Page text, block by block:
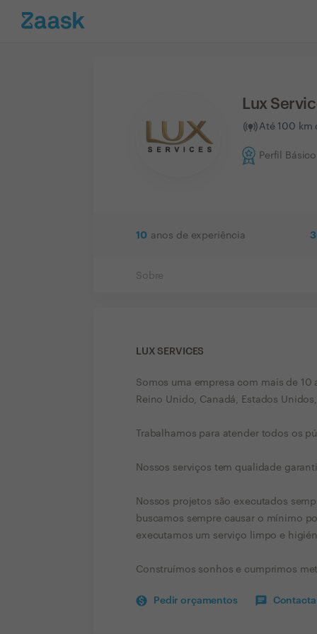
Lux
Até 100 km
Perfil Básico
10 anos de experiência
Sobre
LUX SERVICES
Somos uma empresa com mais de
Reino Unido, Canadá, Estados
Trabalhamos para atender todos os
Nossos serviços tem qualidade
Nossos projetos são executados
buscamos sempre causar o mínimo
executamos um serviço limpo e
Construímos sonhos e cumprimos
Pedir orçamentos